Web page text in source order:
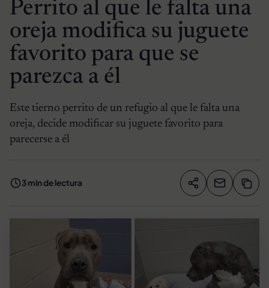
Perrito al que le falta una
oreja modifica su juguete
favorito para que se
parezca a él
Este tierno perrito de un refugio al que le falta una
oreja, decide modificar su juguete favorito para
parecerse a él
3 min de lectura Compartir